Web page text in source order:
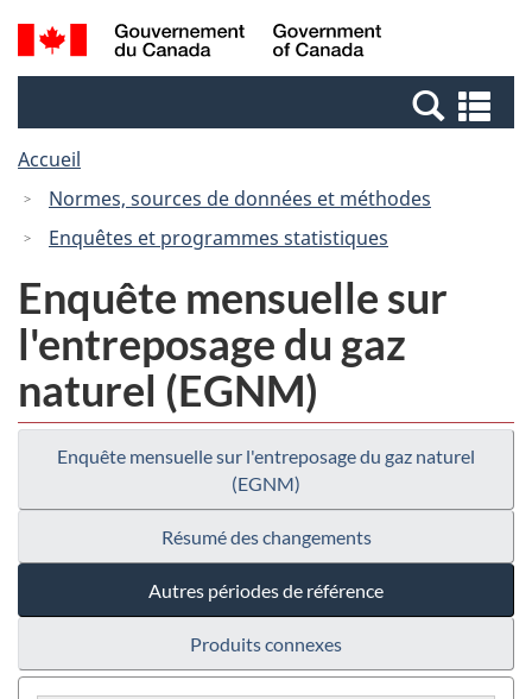
Passer
au
Passer
à
Canada
Recherche
et
et
Accueil
Normes, sources de données et méthodes
Enquêtes et programmes statistiques
Enquête mensuelle sur
l'entreposage du gaz
naturel (EGNM)
Enquête mensuelle sur l'entreposage du gaz naturel
(EGNM)
Résumé des changements
Autres périodes de référence
Produits connexes